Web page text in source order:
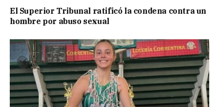
El Superior Tribunal ratificó la condena contra un
hombre por abuso sexual